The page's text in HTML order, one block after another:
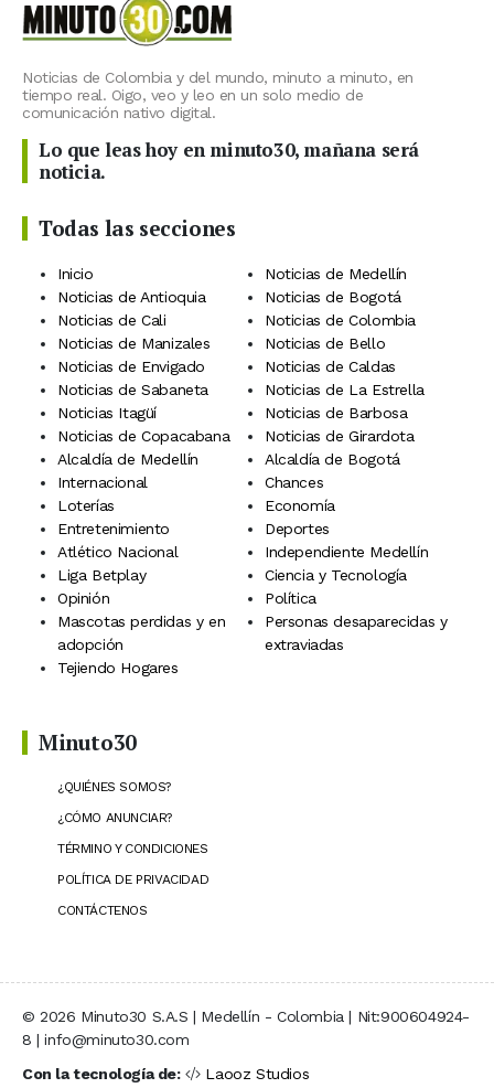
Noticias de Colombia y del mundo, minuto a minuto, en
tiempo real. Oigo, veo y leo en un solo medio de
comunicación nativo digital.
Lo que leas hoy en minuto30, mañana será
noticia.
Todas las secciones
Inicio
Noticias de Medellín
Noticias de Antioquia
Noticias de Bogotá
Noticias de Cali
Noticias de Colombia
Noticias de Manizales
Noticias de Bello
Noticias de Envigado
Noticias de Caldas
Noticias de Sabaneta
Noticias de La Estrella
Noticias Itagüí
Noticias de Barbosa
Noticias de Copacabana
Noticias de Girardota
Alcaldía de Medellín
Alcaldía de Bogotá
Internacional
Chances
Loterías
Economía
Entretenimiento
Deportes
Atlético Nacional
Independiente Medellín
Liga Betplay
Ciencia y Tecnología
Opinión
Política
Mascotas perdidas y en
adopción
Personas desaparecidas y
extraviadas
Tejiendo Hogares
Minuto30
¿QUIÉNES SOMOS?
¿CÓMO ANUNCIAR?
TÉRMINO Y CONDICIONES
POLÍTICA DE PRIVACIDAD
CONTÁCTENOS
© 2026 Minuto30 S.A.S | Medellín - Colombia | Nit:900604924-
8 | info@minuto30.com
Con la tecnología de:
Laooz Studios